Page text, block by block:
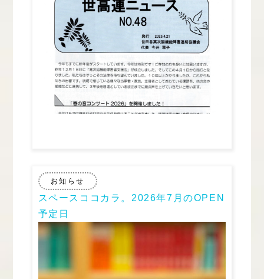
お知らせ
スペースココカラ。2026年7月のOPEN
予定日